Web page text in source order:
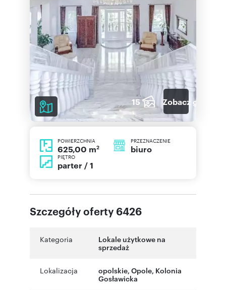
15 Zobacz galerię
POWIERZCHNIA
625,00 m2
PRZEZNACZENIE
biuro
PIĘTRO
parter / 1
Szczegóły oferty 6426
Kategoria
Lokale użytkowe na
sprzedaż
Lokalizacja opolskie, Opole, Kolonia
Gosławicka